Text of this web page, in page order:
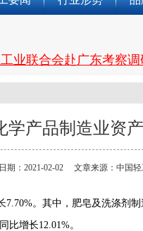
业联合会赴广东考察调
学产品制造业资
期：2021-02-02 文章来源：中国轻
。其中，肥皂及洗涤剂
比增长12.01%。